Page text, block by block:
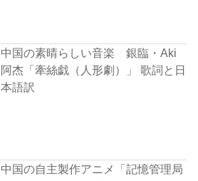
中国の素晴らしい音楽 銀臨・Aki
阿杰「牽絲戯（人形劇）」 歌詞と日
本語訳
中国の自主製作アニメ「記憶管理局